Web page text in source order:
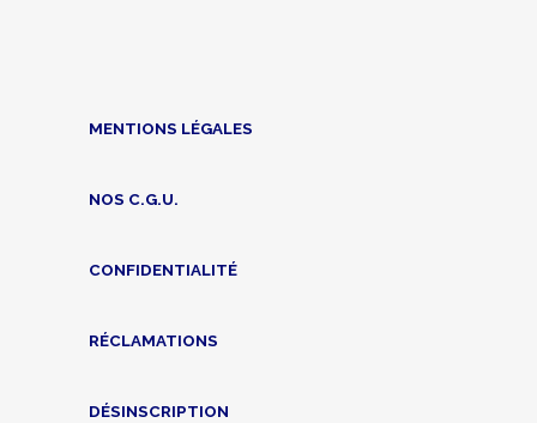
MENTIONS LÉGALES
NOS C.G.U.
CONFIDENTIALITÉ
RÉCLAMATIONS
DÉSINSCRIPTION